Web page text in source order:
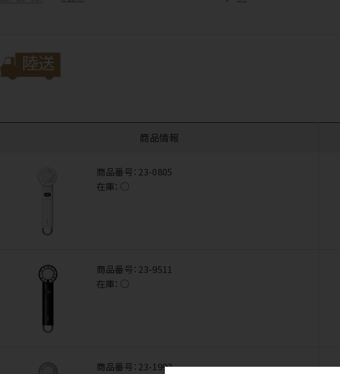
商品情報
商品番号： 23-0805
在庫： ○
商品番号： 23-9511
在庫： ○
商品番号： 23-1992